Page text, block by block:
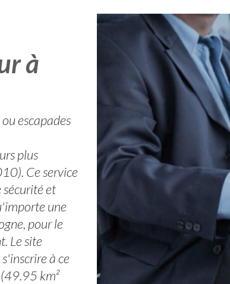
à
escapades
plus
Ce service
sécurité et
une
pour le
Le site
à ce
km²